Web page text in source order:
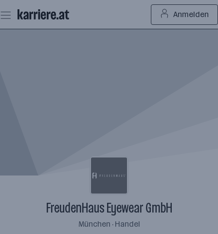
Seiteninhalt
springen
Anmelden
FreudenHaus Eyewear GmbH
München · Handel